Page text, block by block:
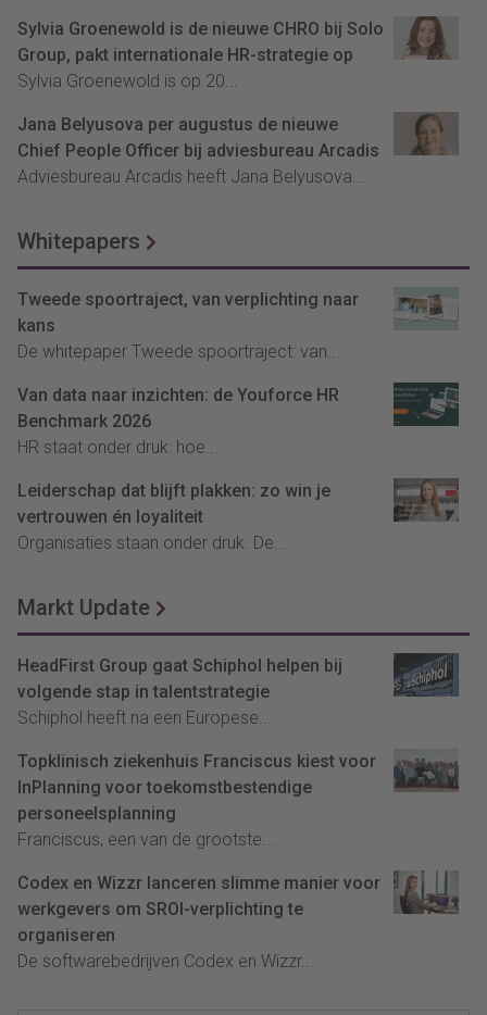
Sylvia Groenewold is de nieuwe CHRO bij Solo
Group, pakt internationale HR-strategie op
Sylvia Groenewold is op 20...
Jana Belyusova per augustus de nieuwe
Chief People Officer bij adviesbureau Arcadis
Adviesbureau Arcadis heeft Jana Belyusova...
Whitepapers
Tweede spoortraject, van verplichting naar
kans
De whitepaper Tweede spoortraject: van...
Van data naar inzichten: de Youforce HR
Benchmark 2026
HR staat onder druk: hoe...
Leiderschap dat blijft plakken: zo win je
vertrouwen én loyaliteit
Organisaties staan onder druk. De...
Markt Update
HeadFirst Group gaat Schiphol helpen bij
volgende stap in talentstrategie
Schiphol heeft na een Europese...
Topklinisch ziekenhuis Franciscus kiest voor
InPlanning voor toekomstbestendige
personeelsplanning
Franciscus, een van de grootste...
Codex en Wizzr lanceren slimme manier voor
werkgevers om SROI-verplichting te
organiseren
De softwarebedrijven Codex en Wizzr...